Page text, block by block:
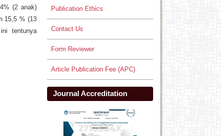
Publication Ethics
Contact Us
Form Reviewer
Article Publication Fee (APC)
Journal Accreditation
(2 anak)
15,5 % (13
tentunya